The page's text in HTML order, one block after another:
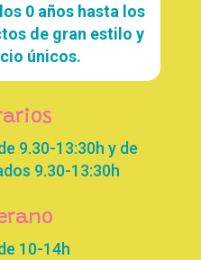
0 años hasta los
de gran estilo y
únicos.
9.30-13:30h y de
9.30-13:30h
10-14h